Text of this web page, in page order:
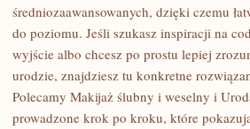
MAKIJAŻ
MĘSKI
średniozaawansowanych, dzięki czemu
do poziomu. Jeśli szukasz inspiracji na
wyjście albo chcesz po prostu lepiej
urodzie, znajdziesz tu konkretne
Polecamy Makijaż ślubny i weselny i
prowadzone krok po kroku, które